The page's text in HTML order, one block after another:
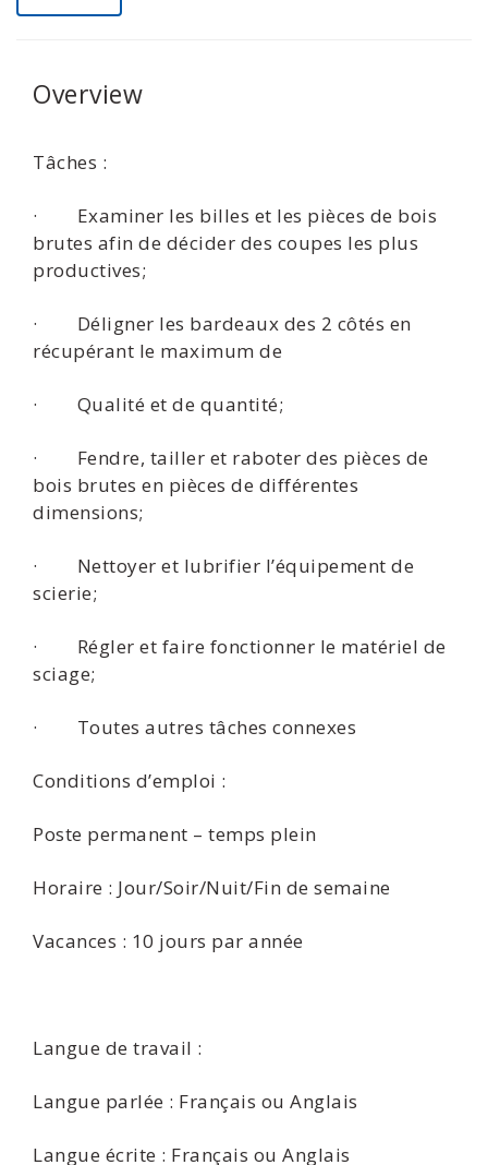
Overview
Tâches :
· Examiner les billes et les pièces de bois
brutes afin de décider des coupes les plus
productives;
· Déligner les bardeaux des 2 côtés en
récupérant le maximum de
· Qualité et de quantité;
· Fendre, tailler et raboter des pièces de
bois brutes en pièces de différentes
dimensions;
· Nettoyer et lubrifier l’équipement de
scierie;
· Régler et faire fonctionner le matériel de
sciage;
· Toutes autres tâches connexes
Conditions d’emploi :
Poste permanent – temps plein
Horaire : Jour/Soir/Nuit/Fin de semaine
Vacances : 10 jours par année
Langue de travail :
Langue parlée : Français ou Anglais
Langue écrite : Français ou Anglais